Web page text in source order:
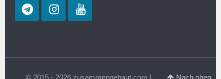
© 2015 - 2026 zusammengebaut.com | Nach oben